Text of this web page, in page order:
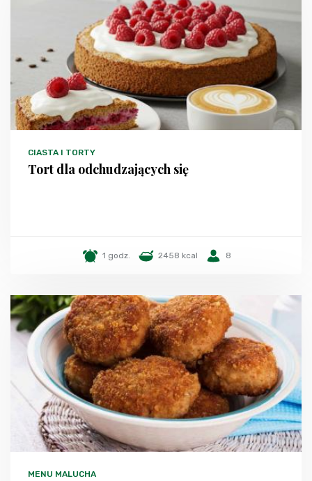
CIASTA I TORTY
Tort dla odchudzających się
1 godz. 2458 kcal 8
MENU MALUCHA